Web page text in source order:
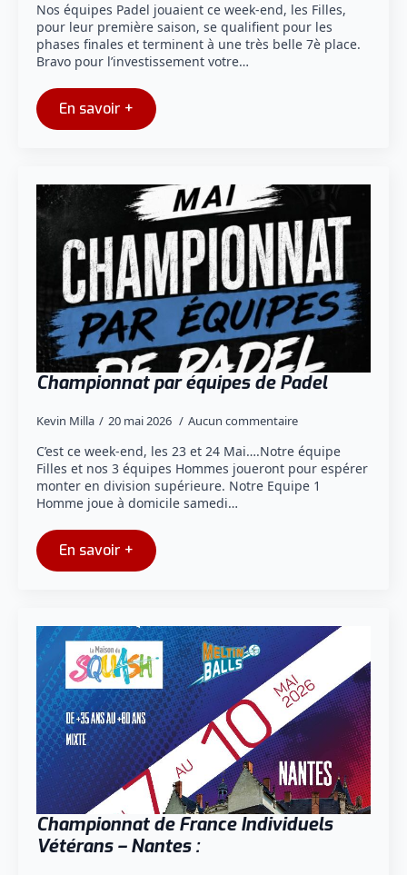
Nos équipes Padel jouaient ce week-end, les Filles,
pour leur première saison, se qualifient pour les
phases finales et terminent à une très belle 7è place.
Bravo pour l’investissement votre…
En savoir +
Championnat par équipes de Padel
Kevin Milla 20 mai 2026 Aucun commentaire
C’est ce week-end, les 23 et 24 Mai….Notre équipe
Filles et nos 3 équipes Hommes joueront pour espérer
monter en division supérieure. Notre Equipe 1
Homme joue à domicile samedi…
En savoir +
Championnat de France Individuels
Vétérans – Nantes :